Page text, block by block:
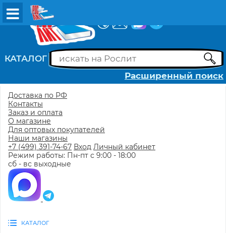
КАТАЛОГ
Расширенный поиск
Доставка по РФ
Контакты
Заказ и оплата
О магазине
Для оптовых покупателей
Наши магазины
+7 (499) 391-74-67 Вход Личный кабинет
Режим работы: Пн-пт с 9:00 - 18:00
сб - вс выходные
КАТАЛОГ